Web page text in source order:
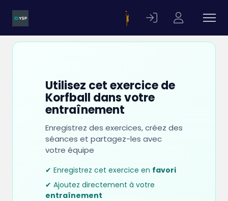
Utilisez cet exercice de
Korfball dans votre
entraînement
Enregistrez des exercices, créez des
séances et partagez-les avec
votre équipe
✔ Enregistrez cet exercice en favori
✔ Ajoutez directement à votre
entraînement